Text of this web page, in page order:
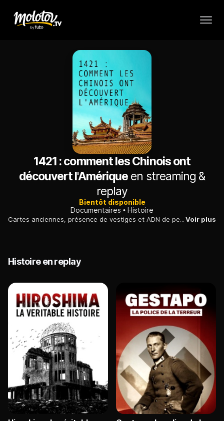
1421 : comment les Chinois ont
découvert l'Amérique en streaming &
replay
Bientôt disponible
Documentaires
Histoire
Cartes anciennes, présence de vestiges et ADN de peuples anciens tendent à prouver que le navigateur chinois Zheng He est le découvreur de l'Amérique.Voir plus
Histoire en replay